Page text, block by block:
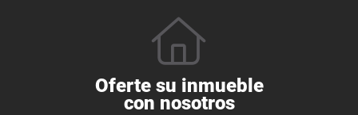
Oferte su inmueble
con nosotros